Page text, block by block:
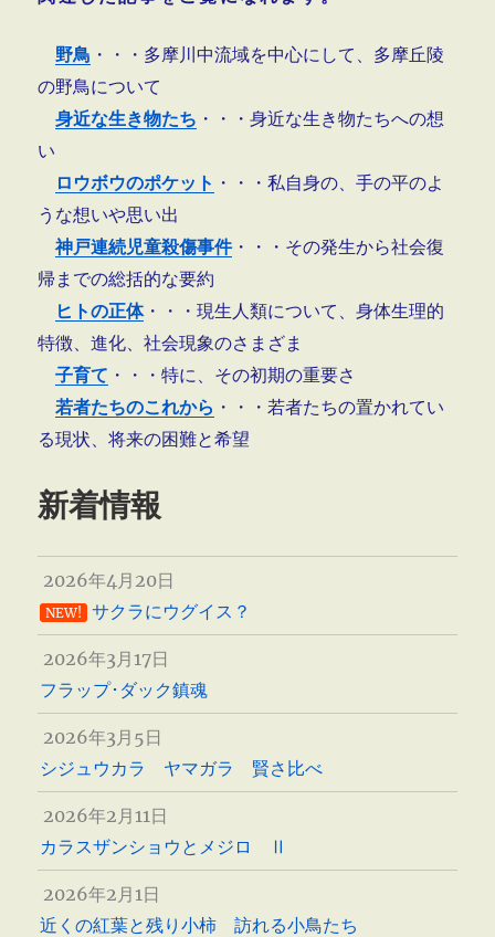
野鳥 ・・・多摩川中流域を中心にして、多摩丘陵
の野鳥について
身近な生き物たち ・・・身近な生き物たちへの想
い
ロウボウのポケット ・・・私自身の、手の平のよ
うな想いや思い出
神戸連続児童殺傷事件・・・その発生から社会復
帰までの総括的な要約
ヒトの正体・・・現生人類について、身体生理的
特徴、進化、社会現象のさまざま
子育て ・・・特に、その初期の重要さ
若者たちのこれから ・・・若者たちの置かれてい
る現状、将来の困難と希望
新着情報
2026年4月20日
NEW! サクラにウグイス？
2026年3月17日
フラップ･ダック鎮魂
2026年3月5日
シジュウカラ ヤマガラ 賢さ比べ
2026年2月11日
カラスザンショウとメジロ Ⅱ
2026年2月1日
近くの紅葉と残り小柿 訪れる小鳥たち